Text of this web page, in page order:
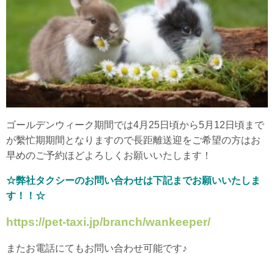
ゴールデンウィーク期間では4月25日頃から5月12日頃まで
が繫忙期期間となりますので長距離送迎をご希望の方はお
早めのご予約ほどよろしくお願いいたします！
☆弊社タクシーのお問い合わせは下記までお願いいたしま
す！！☆
https://pet-taxi.jp/branch/wankeeper/
またお電話にてもお問い合わせ可能です♪